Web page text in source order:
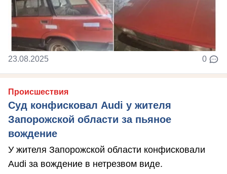
23.08.2025 0
Происшествия
Суд конфисковал Audi у жителя
Запорожской области за пьяное
вождение
У жителя Запорожской области конфисковали
Audi за вождение в нетрезвом виде.